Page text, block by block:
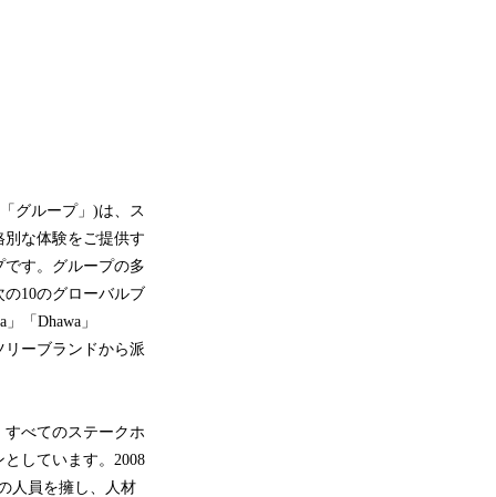
グループ」)は、ス
な体験をご提供す
す。グループの多
10のグローバルブ
「Dhawa」
リーブランドから派
べてのステークホ
しています。2008
人員を擁し、人材